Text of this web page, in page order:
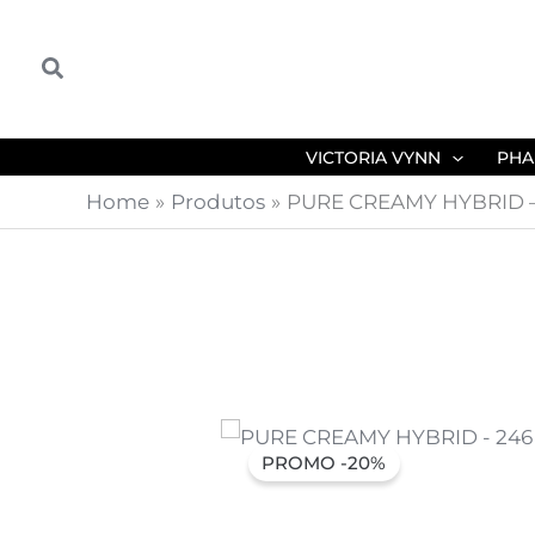
Search
VICTORIA VYNN
Home Produtos PURE CREAMY
PROMO -20%